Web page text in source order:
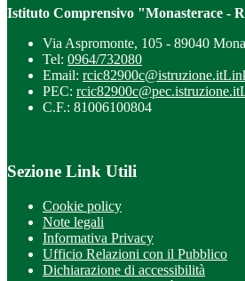
Istituto Comprensivo "Monasterace -
Via Aspromonte, 105 - 89040
Tel: 0964/732080
Email: rcic82900c@istruzione.it
PEC: rcic82900c@pec.istruzione.it
C.F.: 81006100804
Sezione Link Utili
Cookie policy
Note legali
Informativa Privacy
Ufficio Relazioni con il Pubblico
Dichiarazione di accessibilità